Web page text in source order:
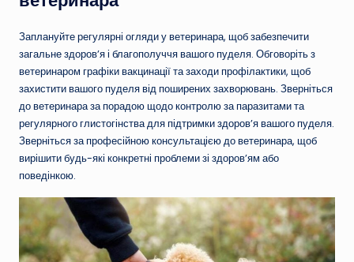
Заплануйте регулярні огляди у ветеринара, щоб забезпечити
загальне здоров’я і благополуччя вашого пуделя. Обговоріть з
ветеринаром графіки вакцинації та заходи профілактики, щоб
захистити вашого пуделя від поширених захворювань. Зверніться
до ветеринара за порадою щодо контролю за паразитами та
регулярного глистогінства для підтримки здоров’я вашого пуделя.
Зверніться за професійною консультацією до ветеринара, щоб
вирішити будь-які конкретні проблеми зі здоров’ям або
поведінкою.